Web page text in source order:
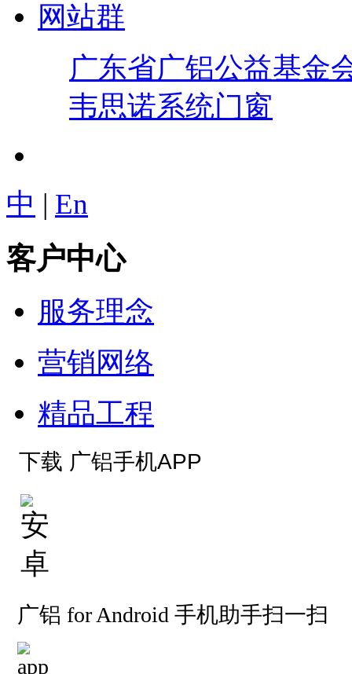
网站群
广东省广铝公益基金
韦思诺系统门窗
中 | En
客户中心
服务理念
营销网络
精品工程
下载 广铝手机APP
广铝 for Android 手机助手扫一扫